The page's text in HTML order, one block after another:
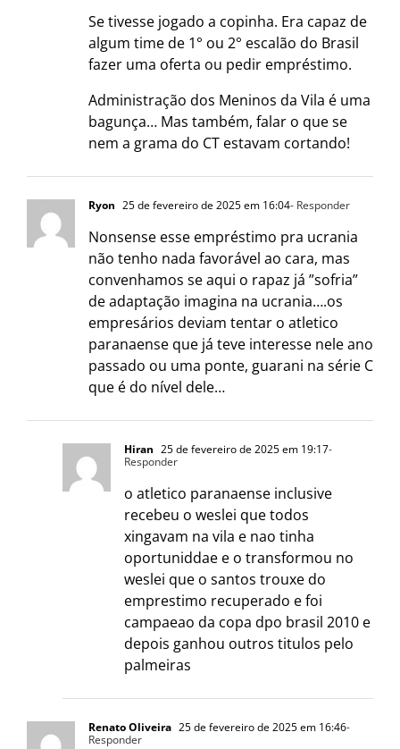
Se tivesse jogado a copinha. Era capaz de
algum time de 1° ou 2° escalão do Brasil
fazer uma oferta ou pedir empréstimo.
Administração dos Meninos da Vila é uma
bagunça… Mas também, falar o que se
nem a grama do CT estavam cortando!
Ryon 25 de fevereiro de 2025 em 16:04- Responder
Nonsense esse empréstimo pra ucrania
não tenho nada favorável ao cara, mas
convenhamos se aqui o rapaz já ”sofria”
de adaptação imagina na ucrania….os
empresários deviam tentar o atletico
paranaense que já teve interesse nele ano
passado ou uma ponte, guarani na série C
que é do nível dele…
Hiran 25 de fevereiro de 2025 em 19:17-
Responder
o atletico paranaense inclusive
recebeu o weslei que todos
xingavam na vila e nao tinha
oportuniddae e o transformou no
weslei que o santos trouxe do
emprestimo recuperado e foi
campaeao da copa dpo brasil 2010 e
depois ganhou outros titulos pelo
palmeiras
Renato Oliveira 25 de fevereiro de 2025 em 16:46-
Responder